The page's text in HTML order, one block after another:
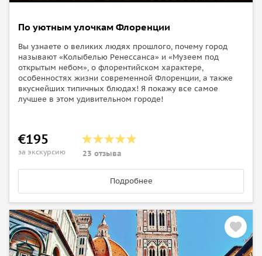
По уютным улочкам Флоренции
Вы узнаете о великих людях прошлого, почему город
называют «Колыбелью Ренессанса» и «Музеем под
открытым небом», о флорентийском характере,
особенностях жизни современной Флоренции, а также
вкуснейших типичных блюдах! Я покажу все самое
лучшее в этом удивительном городе!
€195
за экскурсию 23 отзыва
Подробнее